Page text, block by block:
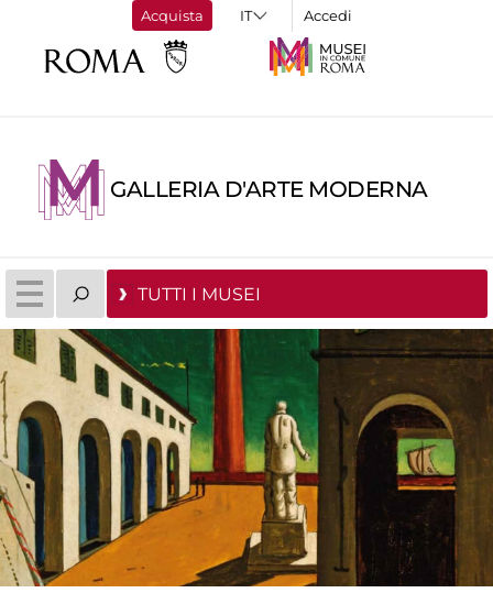
Acquista Accedi
GALLERIA D'ARTE MODERNA
TUTTI I MUSEI